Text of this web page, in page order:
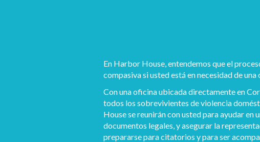
En Harbor House, entendemos que el
compasiva si usted está en necesidad de
Con una oficina ubicada directamente en
todos los sobrevivientes de violencia
House se reunirán con usted para ayudar
documentos legales, y asegurar la
prepararse para citatorios y para ser